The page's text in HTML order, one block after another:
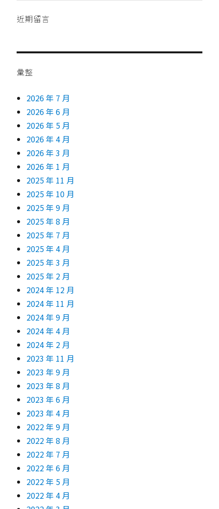
近期留言
彙整
2026 年 7 月
2026 年 6 月
2026 年 5 月
2026 年 4 月
2026 年 3 月
2026 年 1 月
2025 年 11 月
2025 年 10 月
2025 年 9 月
2025 年 8 月
2025 年 7 月
2025 年 4 月
2025 年 3 月
2025 年 2 月
2024 年 12 月
2024 年 11 月
2024 年 9 月
2024 年 4 月
2024 年 2 月
2023 年 11 月
2023 年 9 月
2023 年 8 月
2023 年 6 月
2023 年 4 月
2022 年 9 月
2022 年 8 月
2022 年 7 月
2022 年 6 月
2022 年 5 月
2022 年 4 月